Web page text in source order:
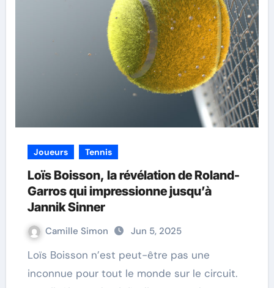
Joueurs Tennis
Loïs Boisson, la révélation de Roland-
Garros qui impressionne jusqu’à
Jannik Sinner
Camille Simon Jun 5, 2025
Loïs Boisson n’est peut-être pas une
inconnue pour tout le monde sur le circuit.